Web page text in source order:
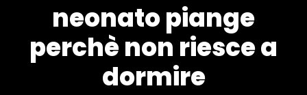
neonato piange
perchè non riesce a
dormire